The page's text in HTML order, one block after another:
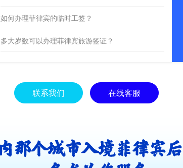
如何办理菲律宾的临时工签？
多大岁数可以办理菲律宾旅游签证？
联系我们 在线客服